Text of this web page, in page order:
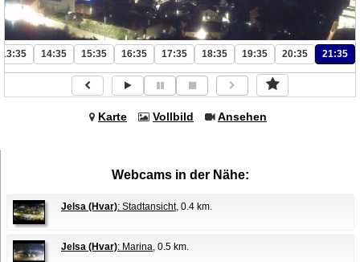
13:35 14:35 15:35 16:35 17:35 18:35 19:35 20:35 21:35
Karte Vollbild Ansehen
Webcams in der Nähe:
Jelsa (Hvar): Stadtansicht, 0.4 km.
Jelsa (Hvar): Marina, 0.5 km.